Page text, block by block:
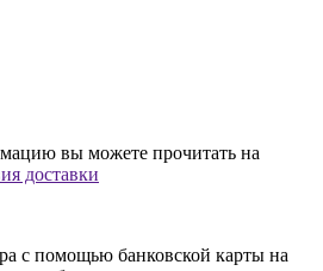
вы можете прочитать на
доставки
с помощью банковской карты на